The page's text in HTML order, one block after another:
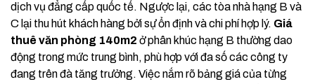
dịch vụ đẳng cấp quốc tế. Ngược lại, các tòa nhà hạng B và
C lại thu hút khách hàng bởi sự ổn định và chi phí hợp lý. Giá
thuê văn phòng 140m2 ở phân khúc hạng B thường dao
động trong mức trung bình, phù hợp với đa số các công ty
đang trên đà tăng trưởng. Việc nắm rõ bảng giá của từng